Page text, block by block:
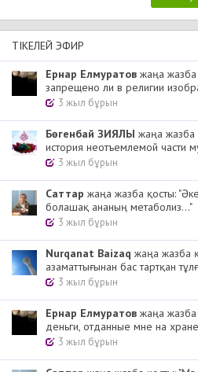
ТІКЕЛЕЙ ЭФИР
Ернар Елмуратов жаңа жазба
запрещено ли в религии
3 жыл бұрын
Бөгенбай ЗИЯЛЫ жаңа жазба
история неотъемлемой части
3 жыл бұрын
Cаттар жаңа жазба қосты: "Әке
болашақ ананың метаболиз..."
3 жыл бұрын
Nurqanat Baizaq жаңа жазба
азаматтығынан бас тартқан
3 жыл бұрын
Ернар Елмуратов жаңа жазба
деньги, отданные мне на
3 жыл бұрын